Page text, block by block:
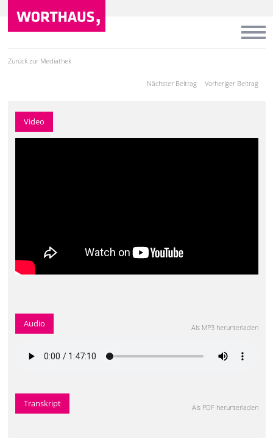
Zurück zur Mediathek
Vorheriger Beitrag
Nächster Beitrag
Video
Audio Als MP3 herunterladen
Transkript Als PDF herunterladen